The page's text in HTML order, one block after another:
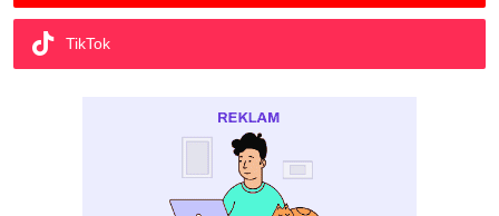
TikTok